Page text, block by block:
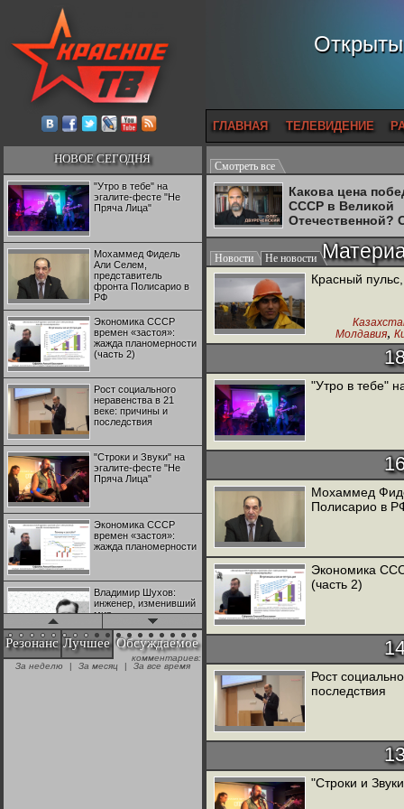
ГЛАВНАЯ ТЕЛЕВИДЕНИЕ
НОВОЕ СЕГОДНЯ
"Утро в тебе" на
эгалите-фесте "Не
Пряча Лица"
Мохаммед Фидель
Али Селем,
представитель
фронта Полисарио в
РФ
Экономика СССР
времен «застоя»:
жажда планомерности
(часть 2)
Рост социального
неравенства в 21
веке: причины и
последствия
"Строки и Звуки" на
эгалите-фесте "Не
Пряча Лица"
Экономика СССР
времен «застоя»:
жажда планомерности
Владимир Шухов:
инженер, изменивший
мир
"Аркадий Коц" на
эгалите-фесте "Не
Резонанс Лучшее Обсуждаемое
комментариев:
За неделю
| За месяц | За все время
Смотреть все
Какова цена
СССР в Великой
Отечественной?
Двуреченский о
потерянной
Новости Не новости
Красный
Молдавия,
"Утро в тебе"
Мохаммед
Полисарио в
Экономика
(часть 2)
Рост
последствия
"Строки и